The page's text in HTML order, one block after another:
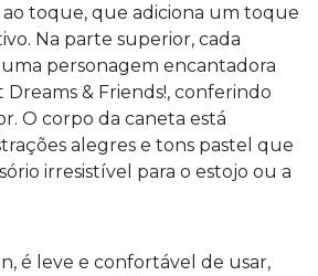
ao toque, que adiciona um toque
Na parte superior, cada
personagem encantadora
& Friends!, conferindo
O corpo da caneta está
alegres e tons pastel que
irresistível para o estojo ou a
é leve e confortável de usar,